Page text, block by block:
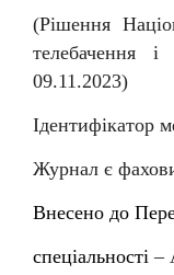
(Рішення
телебачення
09.11.2023)
Ідентифікатор
Журнал є
Внесено до
спеціальності–